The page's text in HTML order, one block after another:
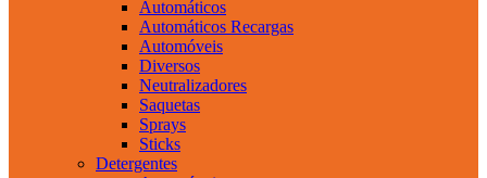
Automáticos
Automáticos Recargas
Automóveis
Diversos
Neutralizadores
Saquetas
Sprays
Sticks
Detergentes